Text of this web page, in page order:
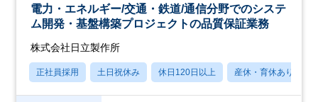
電力・エネルギー/交通・鉄道/通信分野でのシステ
ム開発・基盤構築プロジェクトの品質保証業務
株式会社日立製作所
正社員採用 土日祝休み 休日120日以上 産休・育休あり